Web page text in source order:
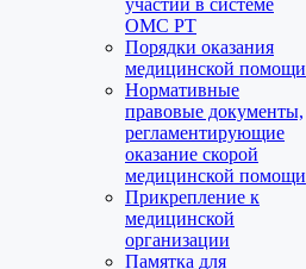
участии в системе
ОМС РТ
Порядки оказания
медицинской помощи
Нормативные
правовые документы,
регламентирующие
оказание скорой
медицинской помощи
Прикрепление к
медицинской
организации
Памятка для